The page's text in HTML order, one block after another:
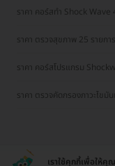
ราคา คอร์สทำ Shock Wave
Extra ด้วยเกล็ดเลือดของตั
ราคา ตรวจสุขภาพ 25 รายก
ราคา คอร์สโปรแกรม
อวัยวะเพศชาย 10 ครั้ง
ราคา ตรวจคัดกรองภาวะไข
เราใช้คุกกี้เพื่อให้